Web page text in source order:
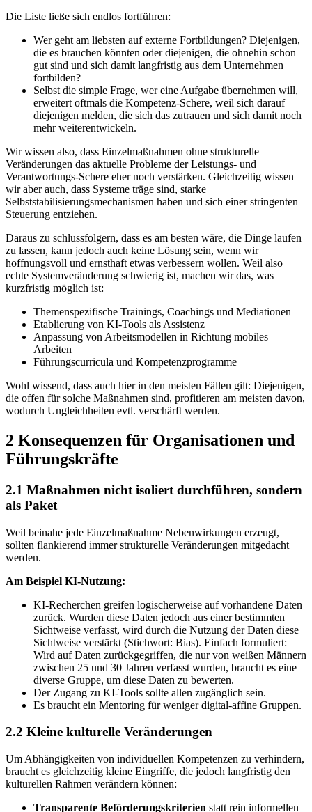
Die Liste ließe sich endlos fortführen:
Wer geht am liebsten auf externe Fortbildungen? Diejenigen,
die es brauchen könnten oder diejenigen, die ohnehin schon
gut sind und sich damit langfristig aus dem Unternehmen
fortbilden?
Selbst die simple Frage, wer eine Aufgabe übernehmen will,
erweitert oftmals die Kompetenz-Schere, weil sich darauf
diejenigen melden, die sich das zutrauen und sich damit noch
mehr weiterentwickeln.
Wir wissen also, dass Einzelmaßnahmen ohne strukturelle
Veränderungen das aktuelle Probleme der Leistungs- und
Verantwortungs-Schere eher noch verstärken. Gleichzeitig wissen
wir aber auch, dass Systeme träge sind, starke
Selbststabilisierungsmechanismen haben und sich einer stringenten
Steuerung entziehen.
Daraus zu schlussfolgern, dass es am besten wäre, die Dinge laufen
zu lassen, kann jedoch auch keine Lösung sein, wenn wir
hoffnungsvoll und ernsthaft etwas verbessern wollen. Weil also
echte Systemveränderung schwierig ist, machen wir das, was
kurzfristig möglich ist:
Themenspezifische Trainings, Coachings und Mediationen
Etablierung von KI-Tools als Assistenz
Anpassung von Arbeitsmodellen in Richtung mobiles
Arbeiten
Führungscurricula und Kompetenzprogramme
Wohl wissend, dass auch hier in den meisten Fällen gilt: Diejenigen,
die offen für solche Maßnahmen sind, profitieren am meisten davon,
wodurch Ungleichheiten evtl. verschärft werden.
2 Konsequenzen für Organisationen und
Führungskräfte
2.1 Maßnahmen nicht isoliert durchführen, sondern
als Paket
Weil beinahe jede Einzelmaßnahme Nebenwirkungen erzeugt,
sollten flankierend immer strukturelle Veränderungen mitgedacht
werden.
Am Beispiel KI-Nutzung:
KI-Recherchen greifen logischerweise auf vorhandene Daten
zurück. Wurden diese Daten jedoch aus einer bestimmten
Sichtweise verfasst, wird durch die Nutzung der Daten diese
Sichtweise verstärkt (Stichwort: Bias). Einfach formuliert:
Wird auf Daten zurückgegriffen, die nur von weißen Männern
zwischen 25 und 30 Jahren verfasst wurden, braucht es eine
diverse Gruppe, um diese Daten zu bewerten.
Der Zugang zu KI-Tools sollte allen zugänglich sein.
Es braucht ein Mentoring für weniger digital-affine Gruppen.
2.2 Kleine kulturelle Veränderungen
Um Abhängigkeiten von individuellen Kompetenzen zu verhindern,
braucht es gleichzeitig kleine Eingriffe, die jedoch langfristig den
kulturellen Rahmen verändern können:
Transparente Beförderungskriterien statt rein informellen